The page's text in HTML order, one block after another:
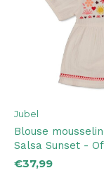
Jubel
Blouse
Salsa Sunset -
€37,99